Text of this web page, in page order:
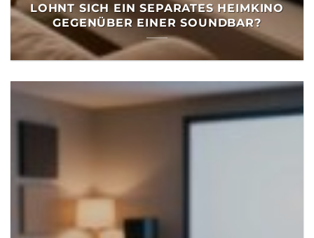
LOHNT SICH EIN SEPARATES HEIMKINO
GEGENÜBER EINER SOUNDBAR?